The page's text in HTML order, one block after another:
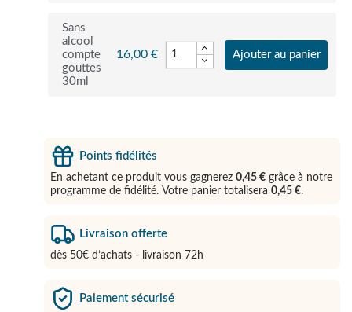
Sans
alcool
compte
gouttes
30ml
16,00 € Ajouter au panier
Points fidélités
En achetant ce produit vous gagnerez0,45 € grâce à notre
programme de fidélité. Votre panier totalisera0,45 €.
Livraison offerte
dès 50€ d’achats - livraison 72h
Paiement sécurisé